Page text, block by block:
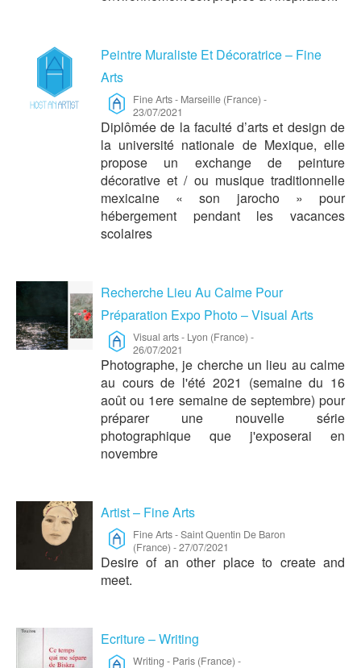
Peintre Muraliste Et Décoratrice – Fine
Arts
Fine Arts- Marseille (France) -
23/07/2021
Diplômée de la faculté d’arts et design de
la université nationale de Mexique, elle
propose un exchange de peinture
décorative et / ou musique traditionnelle
mexicaine « son jarocho » pour
hébergement pendant les vacances
scolaires
Recherche Lieu Au Calme Pour
Préparation Expo Photo – Visual Arts
Visual arts- Lyon (France) -
26/07/2021
Photographe, je cherche un lieu au calme
au cours de l'été 2021 (semaine du 16
août ou 1ere semaine de septembre) pour
préparer une nouvelle série
photographique que j'exposerai en
novembre
Artist – Fine Arts
Fine Arts-Saint Quentin De Baron
(France) -27/07/2021
Desire of an other place to create and
meet.
Ecriture – Writing
Writing - Paris (France) -